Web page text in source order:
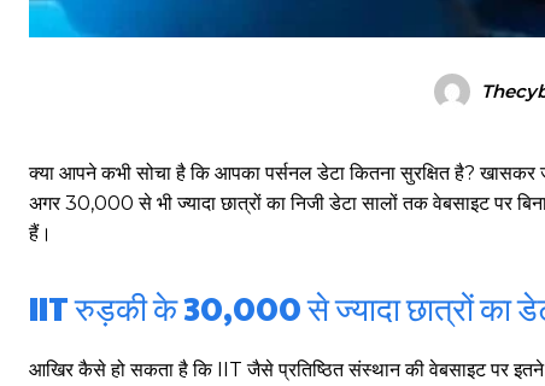
क्या आपने कभी सोचा है कि आपका पर्सनल डेटा कितना सुरक्षित है?
अगर 30,000 से भी ज्यादा छात्रों का निजी डेटा सालों तक वेबसाइट पर
हैं।
IIT रुड़की के 30,000 से ज्यादा छात्रों का
आखिर कैसे हो सकता है कि IIT जैसे प्रतिष्ठित संस्थान की वेबसाइट पर इतने